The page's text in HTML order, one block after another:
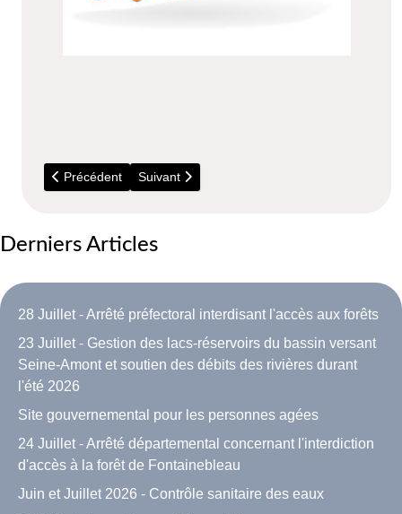
Article précédent : à partir du 19 Octobre - Camion à pizza
Précédent Article suivant : Lili Cake, votre patissière à
Suivant
Derniers Articles
28 Juillet - Arrêté préfectoral interdisant l'accès aux forêts
23 Juillet - Gestion des lacs-réservoirs du bassin versant
Seine-Amont et soutien des débits des rivières durant
l'été 2026
Site gouvernemental pour les personnes agées
24 Juillet - Arrêté départemental concernant l'interdiction
d'accès à la forêt de Fontainebleau
Juin et Juillet 2026 - Contrôle sanitaire des eaux